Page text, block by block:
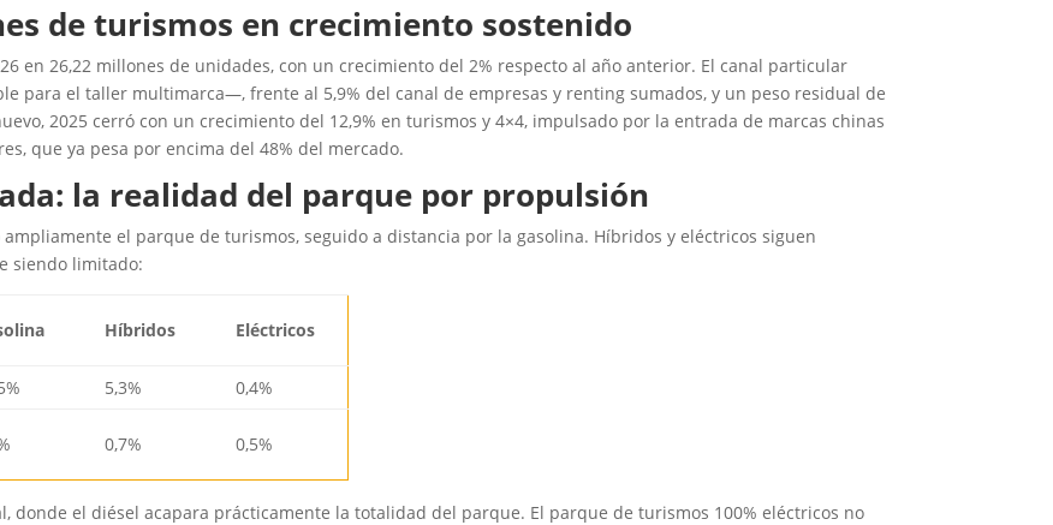
de turismos en crecimiento sostenido
en 26,22 millones de unidades, con un crecimiento del 2% respecto al año anterior. El canal particular
para el taller multimarca—, frente al 5,9% del canal de empresas y renting sumados, y un peso residual de
2025 cerró con un crecimiento del 12,9% en turismos y 4×4, impulsado por la entrada de marcas chinas
que ya pesa por encima del 48% del mercado.
la realidad del parque por propulsión
el parque de turismos, seguido a distancia por la gasolina. Híbridos y eléctricos siguen
siendo limitado:
Híbridos Eléctricos
5,3%
0,4%
0,7% 0,5%
donde el diésel acapara prácticamente la totalidad del parque. El parque de turismos 100% eléctricos no